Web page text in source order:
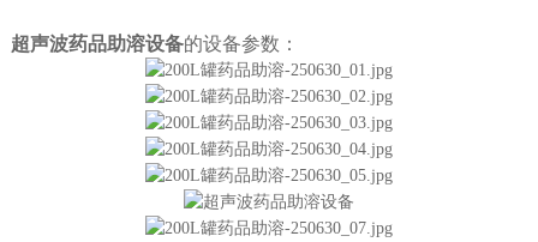
超声波药品助溶设备的设备参数：